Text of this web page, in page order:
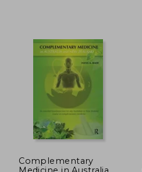
$ 207.444
Complementary